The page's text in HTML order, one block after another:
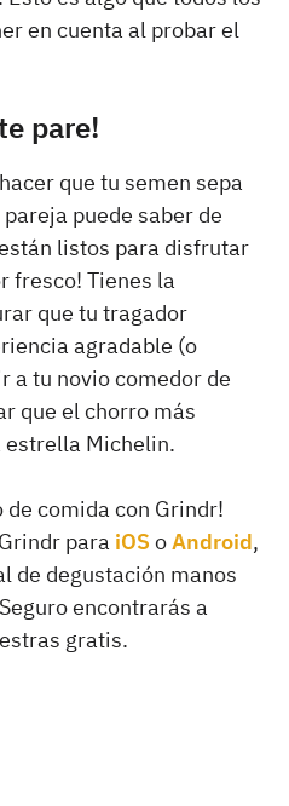
en cuenta al probar el
pare!
que tu semen sepa
puede saber de
listos para disfrutar
fresco! Tienes la
que tu tragador
agradable (o
a tu novio comedor de
que el chorro más
estrella Michelin.
de comida con Grindr!
para iOS oAndroid,
de degustación manos
encontrarás a
gratis.